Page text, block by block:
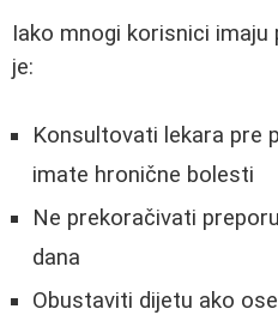
Iako mnogi korisnici
je:
Konsultovati lekara pre
imate hronične bolesti
Ne prekoračivati
dana
Obustaviti dijetu ako